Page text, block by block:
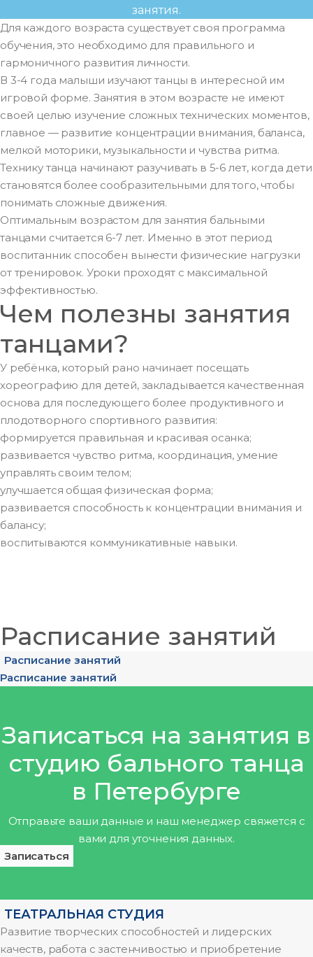
занятия.
Для каждого возраста существует своя программа
обучения, это необходимо для правильного и
гармоничного развития личности.
В 3-4 года малыши изучают танцы в интересной им
игровой форме. Занятия в этом возрасте не имеют
своей целью изучение сложных технических моментов,
главное — развитие концентрации внимания, баланса,
мелкой моторики, музыкальности и чувства ритма.
Технику танца начинают разучивать в 5-6 лет, когда дети
становятся более сообразительными для того, чтобы
понимать сложные движения.
Оптимальным возрастом для занятия бальными
танцами считается 6-7 лет. Именно в этот период
воспитанник способен вынести физические нагрузки
от тренировок. Уроки проходят с максимальной
эффективностью.
Чем полезны занятия
танцами?
У ребёнка, который рано начинает посещать
хореографию для детей, закладывается качественная
основа для последующего более продуктивного и
плодотворного спортивного развития:
формируется правильная и красивая осанка;
развивается чувство ритма, координация, умение
управлять своим телом;
улучшается общая физическая форма;
развивается способность к концентрации внимания и
балансу;
воспитываются коммуникативные навыки.
Расписание занятий
Расписание занятий
Расписание занятий
Записаться на занятия в
студию бального танца
в Петербурге
Отправьте ваши данные и наш менеджер свяжется с
вами для уточнения данных.
Записаться
ТЕАТРАЛЬНАЯ СТУДИЯ
Развитие творческих способностей и лидерских
качеств, работа с застенчивостью и приобретение